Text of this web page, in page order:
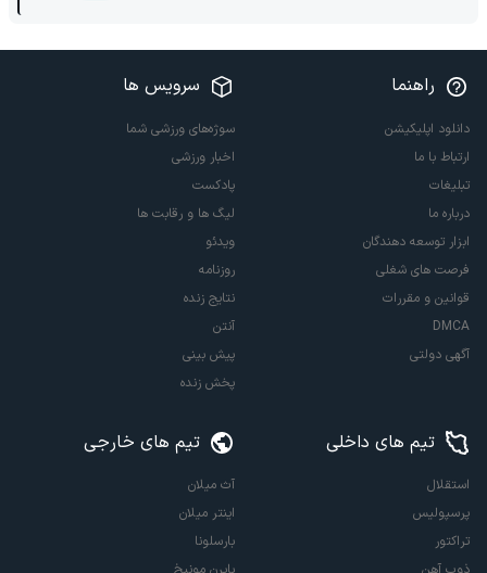
راهنما
دانلود اپلیکیشن
ارتباط با ما
تبلیغات
درباره ما
ابزار توسعه دهندگان
فرصت های شغلی
قوانین و مقررات
DMCA
آگهی دولتی
سرویس ها
سوژه‌های ورزشی شما
اخبار ورزشی
پادکست
لیگ ها و رقابت ها
ویدئو
روزنامه
نتایج زنده
آنتن
پیش بینی
پخش زنده
تیم های داخلی
استقلال
پرسپولیس
تراکتور
تیم های خارجی
آث میلان
اینتر میلان
بارسلونا